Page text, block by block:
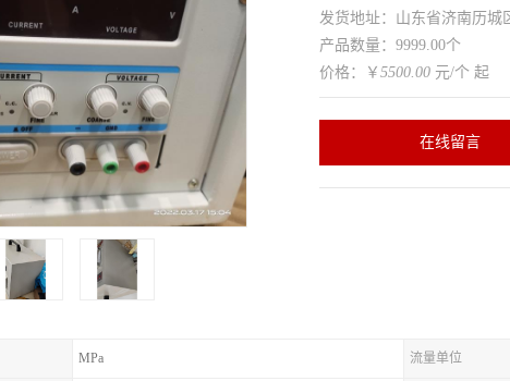
发货地址：山东省济南历城
产品数量：9999.00个
价格：￥ 5500.00 元/个 起
在线留言
MPa 流量单位